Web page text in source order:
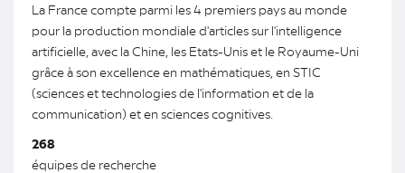
La France compte parmi les 4 premiers pays au monde
pour la production mondiale d'articles sur l'intelligence
artificielle, avec la Chine, les Etats-Unis et le Royaume-Uni
grâce à son excellence en mathématiques, en STIC
(sciences et technologies de l'information et de la
communication) et en sciences cognitives.
268
équipes de recherche